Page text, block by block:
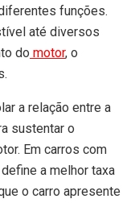
funções.
até diversos
do motor, o
a relação entre a
sustentar o
Em carros com
a melhor taxa
o carro apresente